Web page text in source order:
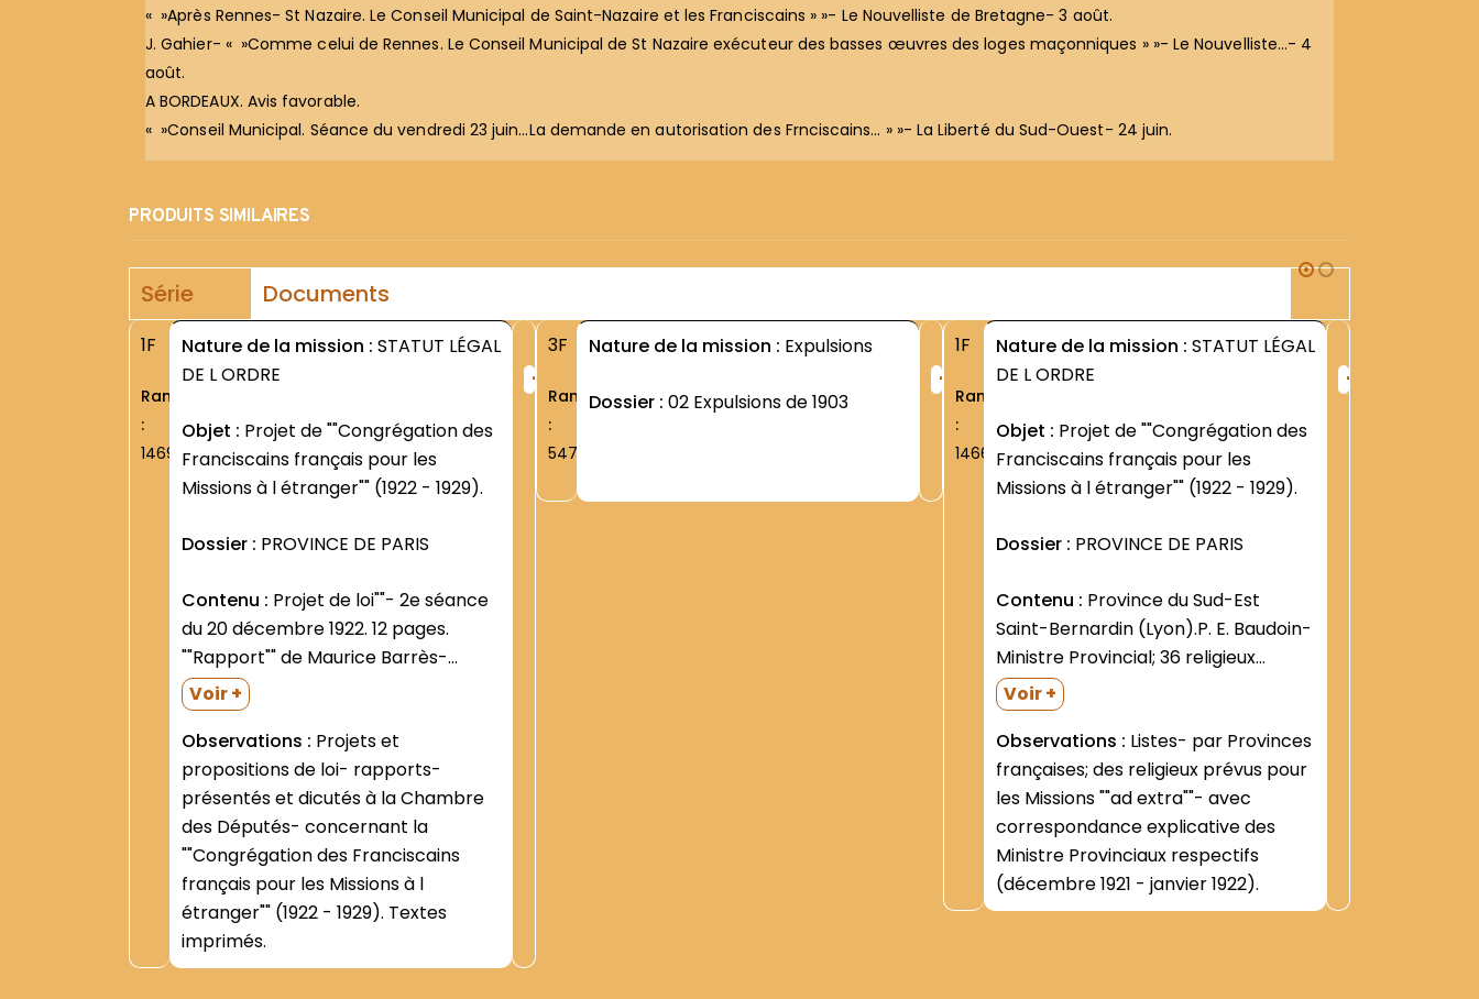
« »Après Rennes- St Nazaire. Le Conseil Municipal de Saint-Nazaire et les Franciscains » »- Le Nouvelliste de Bretagne- 3 août.
J. Gahier- « »Comme celui de Rennes. Le Conseil Municipal de St Nazaire exécuteur des basses œuvres des loges maçonniques » »- Le Nouvelliste…- 4
août.
A BORDEAUX. Avis favorable.
« »Conseil Municipal. Séance du vendredi 23 juin…La demande en autorisation des Frnciscains… » »- La Liberté du Sud-Ouest- 24 juin.
PRODUITS SIMILAIRES
Série Documents
1F
Rang
:
1469
Nature de la mission : STATUT LÉGAL
DE L ORDRE
Objet : Projet de ""Congrégation des
Franciscains français pour les
Missions à l étranger"" (1922 - 1929).
Dossier : PROVINCE DE PARIS
Contenu :
du 20 décembre 1922. 12 pages.
""Rapport"" de Maurice Barrès-
député de Paris- prévu pour la
séance du 4 février 1924. 32 pages.
Lecture différée- en raison de la
mort de l auteur. Même
""Rapport""-...
Voir +
Observations : Projets et
propositions de loi- rapports-
présentés et dicutés à la Chambre
des Députés- concernant la
""Congrégation des Franciscains
français pour les Missions à l
étranger"" (1922 - 1929). Textes
imprimés.
+
3F
Rang
:
5479
Nature de la mission : Expulsions
Dossier : 02 Expulsions de 1903 +
1F
Rang
:
1466
Nature de la mission : STATUT LÉGAL
DE L ORDRE
Objet : Projet de ""Congrégation des
Franciscains français pour les
Missions à l étranger"" (1922 - 1929).
Dossier : PROVINCE DE PARIS
Contenu :
Saint-Bernardin (Lyon).P. E. Baudoin-
Ministre Provincial; 36 religieux
énumérés. Province Saint-Louis d
Anjou en Aquitaine (Bordeaux). P.
Guy Daval- Ministr Provincial.Deux
listes de religieux. La première
comporte 31 noms. La seconde- 22
noms- est répartie par lieux...
Voir +
Observations : Listes- par Provinces
françaises; des religieux prévus pour
les Missions ""ad extra""- avec
correspondance explicative des
Ministre Provinciaux respectifs
(décembre 1921 - janvier 1922).
+